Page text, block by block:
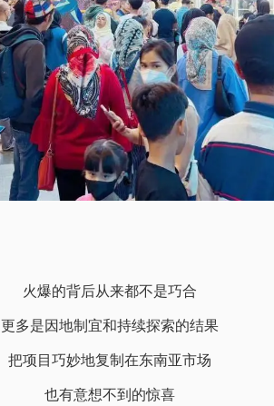
火爆的背后从来都不是巧合
更多是因地制宜和持续探索的结果
把项目巧妙地复制在东南亚市场
也有意想不到的惊喜